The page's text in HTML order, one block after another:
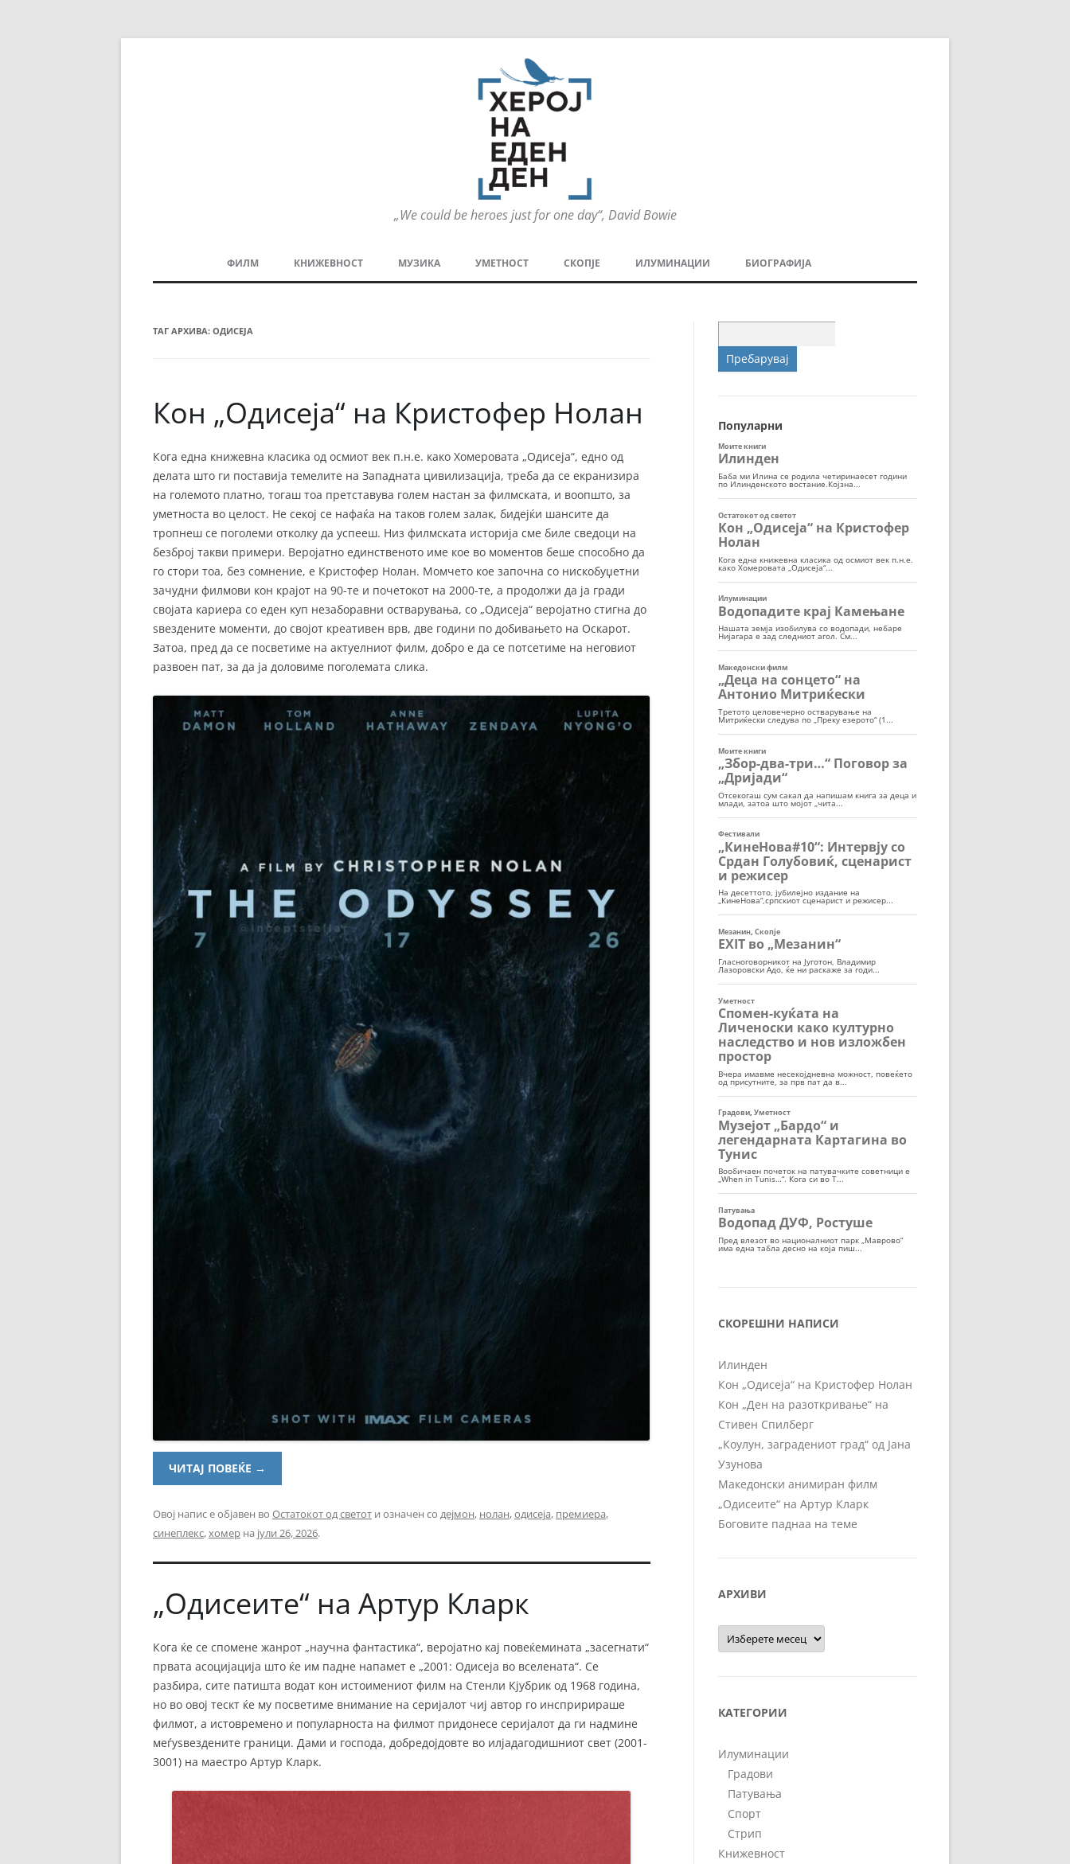
„We could be heroes just for one day“, David Bowie
содржината
ФИЛМ
ЖАНРОВИ
ФЕСТИВАЛИ
ФИЛМОПОЛИС
КНИЖЕВНОСТ МУЗИКА УМЕТНОСТ СКОПЈЕ ИЛУМИНАЦИИ
СПОРТ
БИОГРАФИЈА
ТАГ АРХИВА: ОДИСЕЈА
Кон „Одисеја“ на Кристофер Нолан
Кога една книжевна класика од осмиот век п.н.е. како Хомеровата „Одисеја“, едно од
делата што ги поставија темелите на Западната цивилизација, треба да се екранизира
на големото платно, тогаш тоа претставува голем настан за филмската, и воопшто, за
уметноста во целост. Не секој се нафаќа на таков голем залак, бидејќи шансите да
тропнеш се поголеми отколку да успееш. Низ филмската историја сме биле сведоци на
безброј такви примери. Веројатно единственото име кое во моментов беше способно да
го стори тоа, без сомнение, е Кристофер Нолан. Момчето кое започна со нискобуџетни
зачудни филмови кон крајот на 90-те и почетокот на 2000-те, а продолжи да ја гради
својата кариера со еден куп незаборавни остварувања, со „Одисеја“ веројатно стигна до
ѕвездените моменти, до својот креативен врв, две години по добивањето на Оскарот.
Затоа, пред да се посветиме на актуелниот филм, добро е да се потсетиме на неговиот
развоен пат, за да ја доловиме поголемата слика.
ЧИТАЈ ПОВЕЌЕ →
Овој напис е објавен во Остатокот од светот и означен со дејмон, нолан,одисеја, премиера,
синеплекс,хомер на јули 26, 2026.
„Одисеите“ на Артур Кларк
Кога ќе се спомене жанрот „научна фантастика“, веројатно кај повеќемината „засегнати“
првата асоцијација што ќе им падне напамет е „2001: Одисеја во вселената“. Се
разбира, сите патишта водат кон истоимениот филм на Стенли Кјубрик од 1968 година,
но во овој тескт ќе му посветиме внимание на серијалот чиј автор го инспририраше
филмот, а истовремено и популарноста на филмот придонесе серијалот да ги надмине
меѓуѕвездените граници. Дами и господа, добредојдовте во илјадагодишниот свет (2001-
3001) на маестро Артур Кларк.
за:
Популарни
СКОРЕШНИ НАПИСИ
Илинден
Кон „Одисеја“ на Кристофер Нолан
Кон „Ден на разоткривање“ на
Стивен Спилберг
„Коулун, заградениот град“ од Јана
Узунова
Македонски анимиран филм
„Одисеите“ на Артур Кларк
Боговите паднаа на теме
АРХИВИ
Архиви
КАТЕГОРИИ
Илуминации
Градови
Патувања
Спорт
Стрип
Книжевност